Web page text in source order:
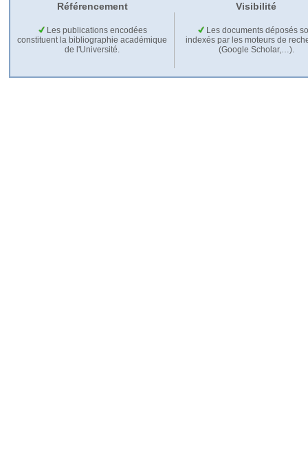
Référencement Visibilité
Les publications encodées
constituent la bibliographie académique
de l'Université.
Les documents déposés
indexés par les moteurs de
(Google Scholar,…).